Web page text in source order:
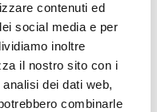
contenuti ed
social media e per
inoltre
il nostro sito con i
dei dati web,
combinarle